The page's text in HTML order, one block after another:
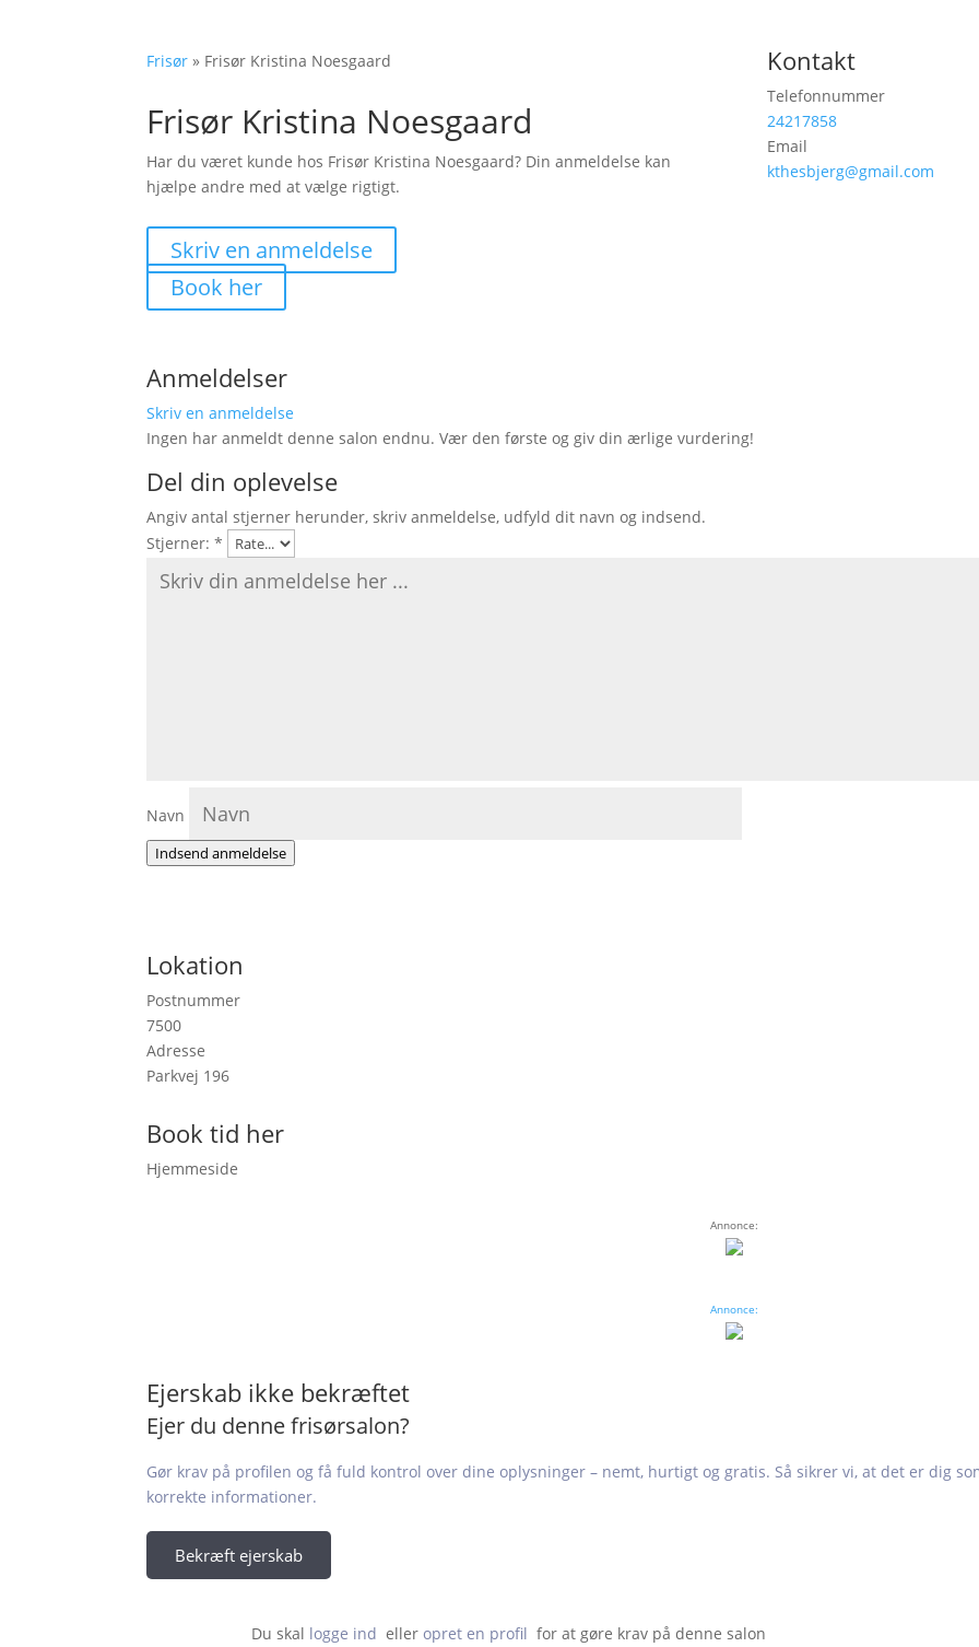
Frisør » Frisør Kristina Noesgaard
Frisør Kristina Noesgaard
Har du været kunde hos Frisør Kristina Noesgaard? Din anmeldelse kan
hjælpe andre med at vælge rigtigt.
Skriv en anmeldelse
Book her
Kontakt
Telefonnummer
24217858
Email
kthesbjerg@gmail.com
Anmeldelser
Skriv en anmeldelse
Ingen har anmeldt denne salon endnu. Vær den første og giv din ærlige vurdering!
Del din oplevelse
Angiv antal stjerner herunder, skriv anmeldelse, udfyld dit navn og indsend.
Stjerner:*
Navn
Indsend anmeldelse
Lokation
Postnummer
7500
Adresse
Parkvej 196
Book tid her
Hjemmeside
Annonce:
Annonce:
Ejerskab ikke bekræftet
Ejer du denne frisørsalon?
Gør krav på profilen og få fuld kontrol over dine oplysninger – nemt, hurtigt og gratis. Så sikrer vi, at det er dig
korrekte informationer.
Bekræft ejerskab
Du skal logge ind eller opret en profil for at gøre krav på denne salon